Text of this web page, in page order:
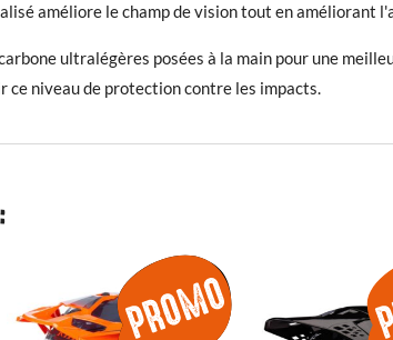
améliore le champ de vision tout en améliorant
ultralégères posées à la main pour une
ce niveau de protection contre les impacts.